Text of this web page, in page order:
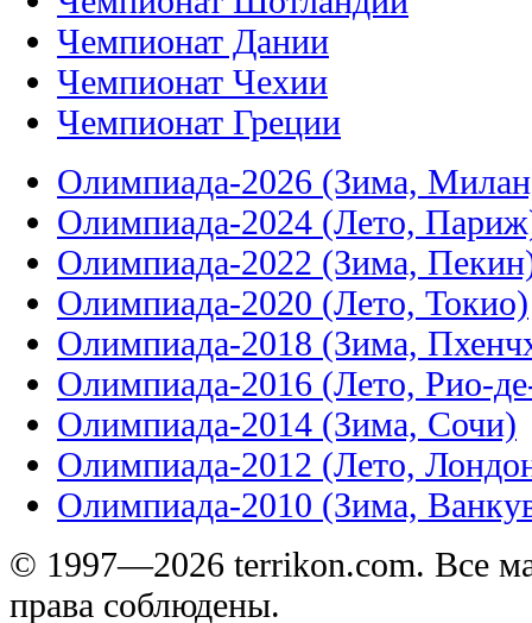
Чемпионат Дании
Чемпионат Чехии
Чемпионат Греции
Олимпиада-2026 (Зима,
Олимпиада-2024 (Лето,
Олимпиада-2022 (Зима,
Олимпиада-2020 (Лето, Токио)
Олимпиада-2018 (Зима,
Олимпиада-2016 (Лето, Рио-
Олимпиада-2014 (Зима, Сочи)
Олимпиада-2012 (Лето,
Олимпиада-2010 (Зима,
© 1997—2026 terrikon.com. Все
права соблюдены.